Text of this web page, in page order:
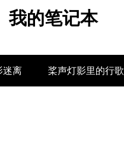
我的笔记本
迷离 桨声灯影里的行歌